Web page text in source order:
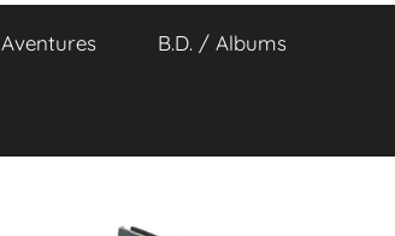
Aventures B.D. / Albums